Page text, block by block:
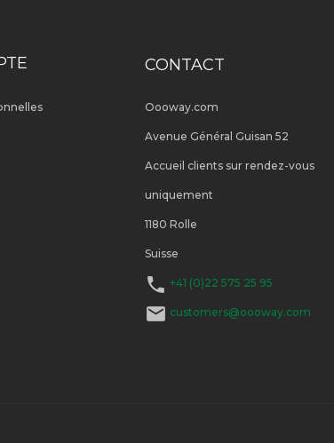
CONTACT
Oooway.com
Avenue Général Guisan 52
Accueil clients sur rendez-vous
uniquement
1180 Rolle
Suisse
 +41 (0)22 575 25 95
 customers@oooway.com